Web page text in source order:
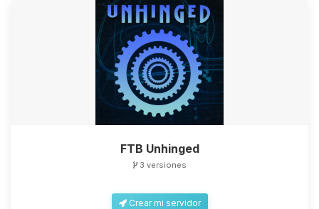
FTB Unhinged
3 versiones
Crear mi servidor